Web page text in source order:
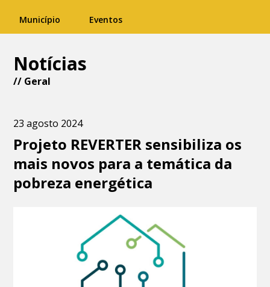
Município Eventos
Notícias
// Geral
23 agosto 2024
Projeto REVERTER sensibiliza os
mais novos para a temática da
pobreza energética